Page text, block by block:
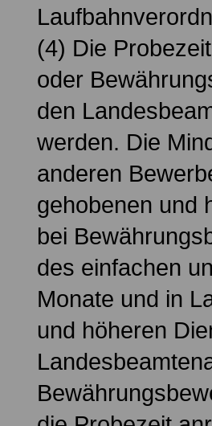
(4) Die
oder
den
werden. Die
anderen
gehobenen und
bei
des einfachen
Monate und in
und höheren